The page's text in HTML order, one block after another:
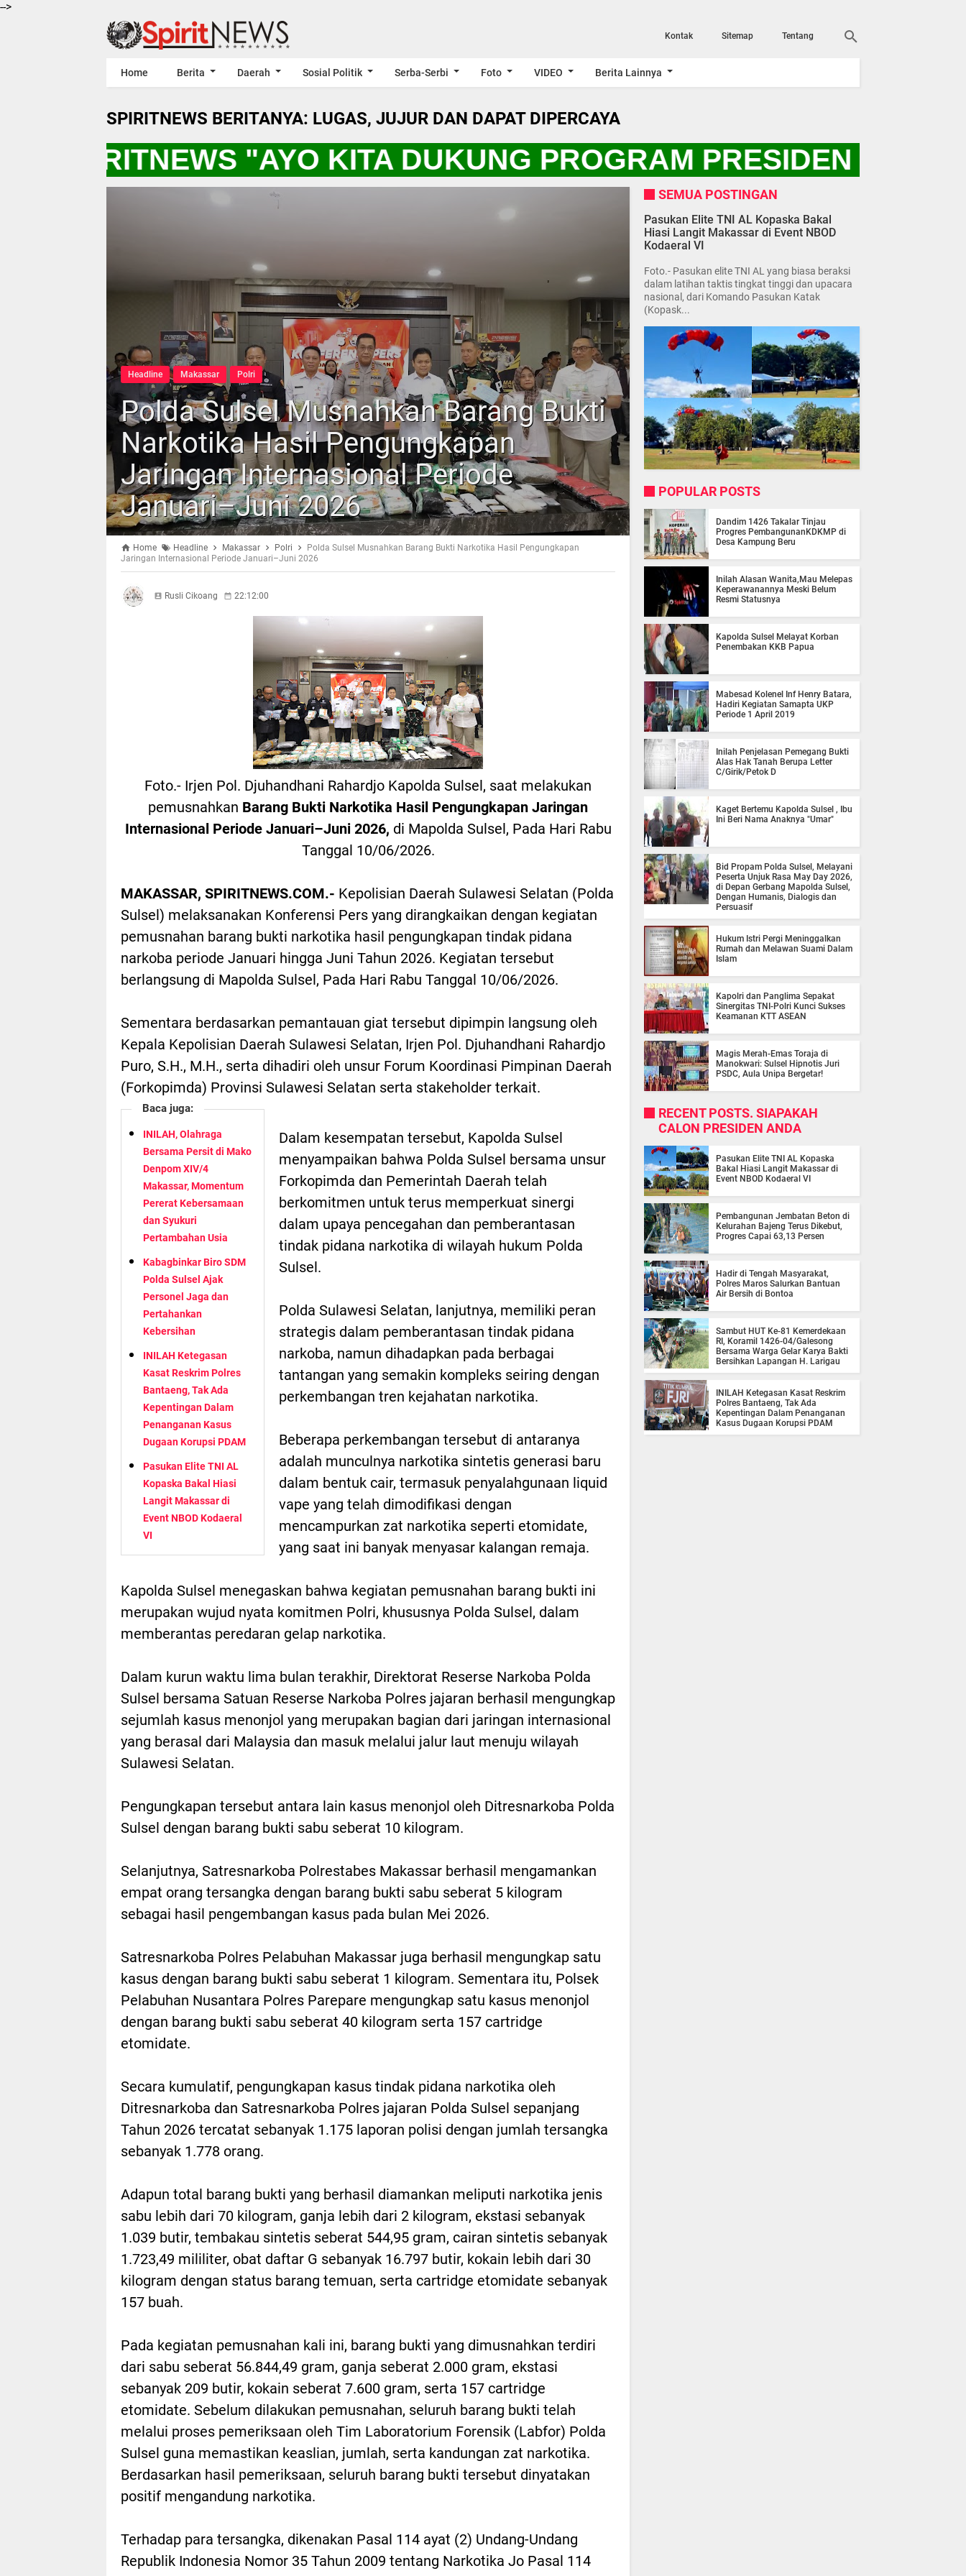
-->
Kontak Sitemap Tentang
Home Berita Daerah Sosial Politik Serba-Serbi Foto VIDEO Berita Lainnya
SPIRITNEWS BERITANYA: LUGAS, JUJUR DAN DAPAT DIPERCAYA
"AYO KITA DUKUNG PROGRAM PRESIDEN RI
Headline Makassar Polri
Polda Sulsel Musnahkan Barang Bukti
Narkotika Hasil Pengungkapan
Jaringan Internasional Periode
Januari–Juni 2026
Home Headline Makassar Polri
Polda Sulsel Musnahkan Barang Bukti Narkotika Hasil Pengungkapan
Jaringan Internasional Periode Januari–Juni 2026
Rusli Cikoang 22:12:00
Foto.- Irjen Pol. Djuhandhani Rahardjo Kapolda Sulsel, saat melakukan
pemusnahkan Barang Bukti Narkotika Hasil Pengungkapan Jaringan
Internasional Periode Januari–Juni 2026, di Mapolda Sulsel, Pada Hari Rabu
Tanggal 10/06/2026.
MAKASSAR, SPIRITNEWS.COM.- Kepolisian Daerah Sulawesi Selatan (Polda
Sulsel) melaksanakan Konferensi Pers yang dirangkaikan dengan kegiatan
pemusnahan barang bukti narkotika hasil pengungkapan tindak pidana
narkoba periode Januari hingga Juni Tahun 2026. Kegiatan tersebut
berlangsung di Mapolda Sulsel, Pada Hari Rabu Tanggal 10/06/2026.
Sementara berdasarkan pemantauan giat tersebut dipimpin langsung oleh
Kepala Kepolisian Daerah Sulawesi Selatan, Irjen Pol. Djuhandhani Rahardjo
Puro, S.H., M.H., serta dihadiri oleh unsur Forum Koordinasi Pimpinan Daerah
(Forkopimda) Provinsi Sulawesi Selatan serta stakeholder terkait.
Baca juga:
INILAH, Olahraga
Bersama Persit di Mako
Denpom XIV/4
Makassar, Momentum
Pererat Kebersamaan
dan Syukuri
Pertambahan Usia
Kabagbinkar Biro SDM
Polda Sulsel Ajak
Personel Jaga dan
Pertahankan
Kebersihan
INILAH Ketegasan
Kasat Reskrim Polres
Bantaeng, Tak Ada
Kepentingan Dalam
Penanganan Kasus
Dugaan Korupsi PDAM
Pasukan Elite TNI AL
Kopaska Bakal Hiasi
Langit Makassar di
Event NBOD Kodaeral
VI
Dalam kesempatan tersebut, Kapolda Sulsel
menyampaikan bahwa Polda Sulsel bersama unsur
Forkopimda dan Pemerintah Daerah telah
berkomitmen untuk terus memperkuat sinergi
dalam upaya pencegahan dan pemberantasan
tindak pidana narkotika di wilayah hukum Polda
Sulsel.
Polda Sulawesi Selatan, lanjutnya, memiliki peran
strategis dalam pemberantasan tindak pidana
narkoba, namun dihadapkan pada berbagai
tantangan yang semakin kompleks seiring dengan
perkembangan tren kejahatan narkotika.
Beberapa perkembangan tersebut di antaranya
adalah munculnya narkotika sintetis generasi baru
dalam bentuk cair, termasuk penyalahgunaan liquid
vape yang telah dimodifikasi dengan
mencampurkan zat narkotika seperti etomidate,
yang saat ini banyak menyasar kalangan remaja.
Kapolda Sulsel menegaskan bahwa kegiatan pemusnahan barang bukti ini
merupakan wujud nyata komitmen Polri, khususnya Polda Sulsel, dalam
memberantas peredaran gelap narkotika.
Dalam kurun waktu lima bulan terakhir, Direktorat Reserse Narkoba Polda
Sulsel bersama Satuan Reserse Narkoba Polres jajaran berhasil mengungkap
sejumlah kasus menonjol yang merupakan bagian dari jaringan internasional
yang berasal dari Malaysia dan masuk melalui jalur laut menuju wilayah
Sulawesi Selatan.
Pengungkapan tersebut antara lain kasus menonjol oleh Ditresnarkoba Polda
Sulsel dengan barang bukti sabu seberat 10 kilogram.
Selanjutnya, Satresnarkoba Polrestabes Makassar berhasil mengamankan
empat orang tersangka dengan barang bukti sabu seberat 5 kilogram
sebagai hasil pengembangan kasus pada bulan Mei 2026.
Satresnarkoba Polres Pelabuhan Makassar juga berhasil mengungkap satu
kasus dengan barang bukti sabu seberat 1 kilogram. Sementara itu, Polsek
Pelabuhan Nusantara Polres Parepare mengungkap satu kasus menonjol
dengan barang bukti sabu seberat 40 kilogram serta 157 cartridge
etomidate.
Secara kumulatif, pengungkapan kasus tindak pidana narkotika oleh
Ditresnarkoba dan Satresnarkoba Polres jajaran Polda Sulsel sepanjang
Tahun 2026 tercatat sebanyak 1.175 laporan polisi dengan jumlah tersangka
sebanyak 1.778 orang.
Adapun total barang bukti yang berhasil diamankan meliputi narkotika jenis
sabu lebih dari 70 kilogram, ganja lebih dari 2 kilogram, ekstasi sebanyak
1.039 butir, tembakau sintetis seberat 544,95 gram, cairan sintetis sebanyak
1.723,49 mililiter, obat daftar G sebanyak 16.797 butir, kokain lebih dari 30
kilogram dengan status barang temuan, serta cartridge etomidate sebanyak
157 buah.
Pada kegiatan pemusnahan kali ini, barang bukti yang dimusnahkan terdiri
dari sabu seberat 56.844,49 gram, ganja seberat 2.000 gram, ekstasi
sebanyak 209 butir, kokain seberat 7.600 gram, serta 157 cartridge
etomidate. Sebelum dilakukan pemusnahan, seluruh barang bukti telah
melalui proses pemeriksaan oleh Tim Laboratorium Forensik (Labfor) Polda
Sulsel guna memastikan keaslian, jumlah, serta kandungan zat narkotika.
Berdasarkan hasil pemeriksaan, seluruh barang bukti tersebut dinyatakan
positif mengandung narkotika.
Terhadap para tersangka, dikenakan Pasal 114 ayat (2) Undang-Undang
Republik Indonesia Nomor 35 Tahun 2009 tentang Narkotika Jo Pasal 114
SEMUA POSTINGAN
Pasukan Elite TNI AL Kopaska Bakal
Hiasi Langit Makassar di Event NBOD
Kodaeral VI
Foto.- Pasukan elite TNI AL yang biasa beraksi
dalam latihan taktis tingkat tinggi dan upacara
nasional, dari Komando Pasukan Katak
(Kopask...
POPULAR POSTS
Dandim 1426 Takalar Tinjau
Progres PembangunanKDKMP di
Desa Kampung Beru
Inilah Alasan Wanita,Mau Melepas
Keperawanannya Meski Belum
Resmi Statusnya
Kapolda Sulsel Melayat Korban
Penembakan KKB Papua
Mabesad Kolenel Inf Henry Batara,
Hadiri Kegiatan Samapta UKP
Periode 1 April 2019
Inilah Penjelasan Pemegang Bukti
Alas Hak Tanah Berupa Letter
C/Girik/Petok D
Kaget Bertemu Kapolda Sulsel , Ibu
Ini Beri Nama Anaknya "Umar"
Bid Propam Polda Sulsel, Melayani
Peserta Unjuk Rasa May Day 2026,
di Depan Gerbang Mapolda Sulsel,
Dengan Humanis, Dialogis dan
Persuasif
Hukum Istri Pergi Meninggalkan
Rumah dan Melawan Suami Dalam
Islam
Kapolri dan Panglima Sepakat
Sinergitas TNI-Polri Kunci Sukses
Keamanan KTT ASEAN
Magis Merah-Emas Toraja di
Manokwari: Sulsel Hipnotis Juri
PSDC, Aula Unipa Bergetar!
RECENT POSTS. SIAPAKAH
CALON PRESIDEN ANDA
Pasukan Elite TNI AL Kopaska
Bakal Hiasi Langit Makassar di
Event NBOD Kodaeral VI
Pembangunan Jembatan Beton di
Kelurahan Bajeng Terus Dikebut,
Progres Capai 63,13 Persen
Hadir di Tengah Masyarakat,
Polres Maros Salurkan Bantuan
Air Bersih di Bontoa
Sambut HUT Ke-81 Kemerdekaan
RI, Koramil 1426-04/Galesong
Bersama Warga Gelar Karya Bakti
Bersihkan Lapangan H. Larigau
INILAH Ketegasan Kasat Reskrim
Polres Bantaeng, Tak Ada
Kepentingan Dalam Penanganan
Kasus Dugaan Korupsi PDAM